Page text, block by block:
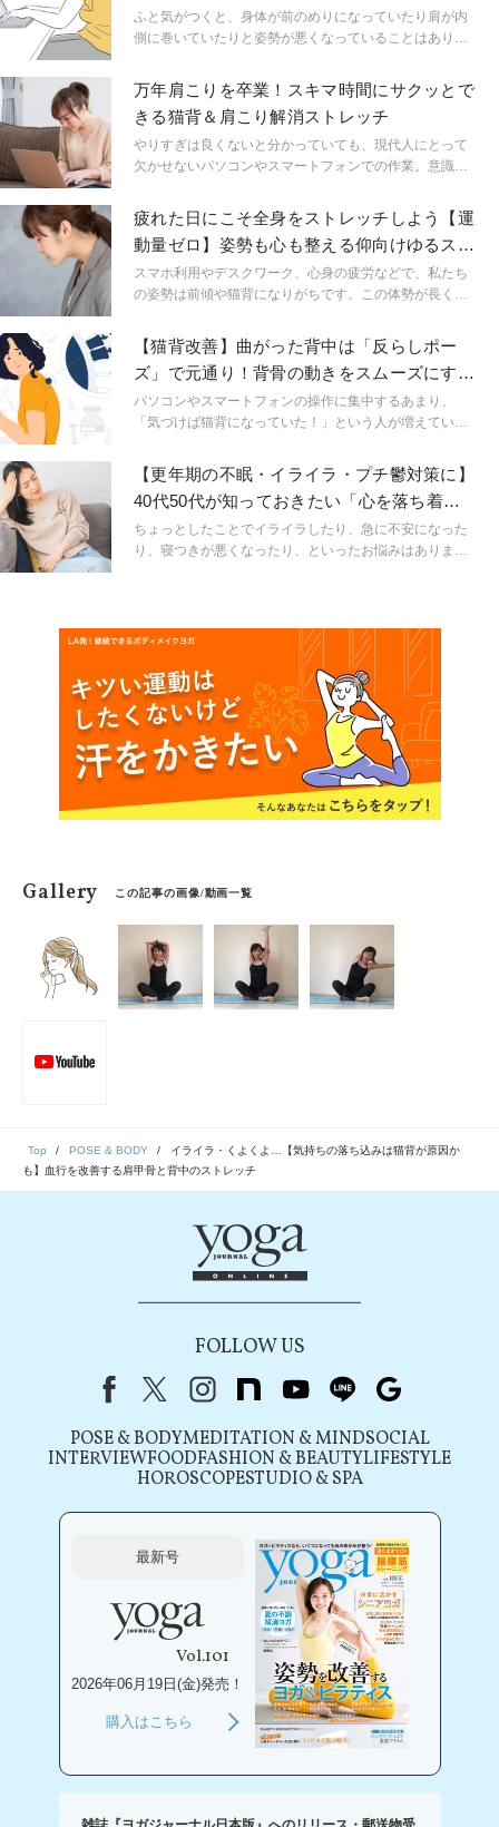
「上半身ほぐし」
ふと気がつくと、身体が前のめりになっていたり肩が内
側に巻いていたりと姿勢が悪くなっていることはありま
最中は背中を伸ばしていても、日常生活では意外と「猫
背」になっていることも。今回は猫背を解消して美姿勢
に導くコツをご紹介します。
万年肩こりを卒業！スキマ時間にサクッとで
きる猫背＆肩こり解消ストレッチ
やりすぎは良くないと分かっていても、現代人にとって
欠かせないパソコンやスマートフォンでの作業。意識を
すぐ保てない…という方は多いのではないでしょうか。
そこで今回はスキマ時間にサクッとできる猫背＆肩こり
解消ストレッチをご紹介します。
疲れた日にこそ全身をストレッチしよう【運
動量ゼロ】姿勢も心も整える仰向けゆるスト
レッチ
スマホ利用やデスクワーク、心身の疲労などで、私たち
の姿勢は前傾や猫背になりがちです。この体勢が長く続
体を動かしたくない、運動が苦手な人でも楽にできる、
胸を開くゆるストレッチをご紹介します。
【猫背改善】曲がった背中は「反らしポー
ズ」で元通り！背骨の動きをスムーズにする
ポーズ２選
パソコンやスマートフォンの操作に集中するあまり、
「気づけば猫背になっていた！」という人が増えていま
なっている可能性大。 胸椎の動きをスムーズにして、姿
勢改善を目指しましょう。
【更年期の不眠・イライラ・プチ鬱対策に】
40代50代が知っておきたい「心を落ち着け
る呼吸法」
ちょっとしたことでイライラしたり、急に不安になった
り、寝つきが悪くなったり、といったお悩みはありませ
Gallery この記事の画像/動画一覧
Top POSE & BODY
イライラ・くよくよ…【気持ちの落ち込みは猫背が原因か
も】血行を改善する肩甲骨と背中のストレッチ
FOLLOW US
FacebookX（旧Twitter）
instagram
note youtubeline
POSE & BODYMEDITATION & MINDSOCIAL
INTERVIEWFOODFASHION & BEAUTYLIFESTYLE
HOROSCOPESTUDIO & SPA
最新号
Vol.101
2026年06月19日(金)発売！
購入はこちら